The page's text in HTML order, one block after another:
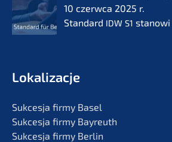
10 czerw­ca 2025 r.
Standard IDW S1 stanowi
Lokali­zac­je
Sukces­ja firmy Basel
Sukces­ja firmy Bayreuth
Sukces­ja firmy Berlin